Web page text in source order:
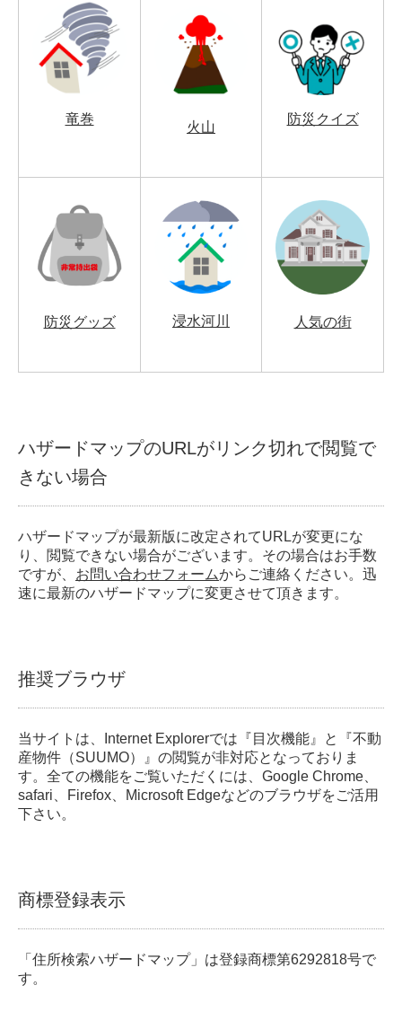
竜巻
火山
防災クイズ
防災グッズ 浸水河川 人気の街
ハザードマップのURLがリンク切れで閲覧で
きない場合
ハザードマップが最新版に改定されてURLが変更にな
り、閲覧できない場合がございます。その場合はお手数
ですが、 お問い合わせフォームからご連絡ください。迅
速に最新のハザードマップに変更させて頂きます。
推奨ブラウザ
当サイトは、Internet Explorerでは『目次機能』と『不動
産物件（SUUMO）』の閲覧が非対応となっておりま
す。全ての機能をご覧いただくには、Google Chrome、
safari、Firefox、Microsoft Edgeなどのブラウザをご活用
下さい。
商標登録表示
「住所検索ハザードマップ」は登録商標第6292818号で
す。